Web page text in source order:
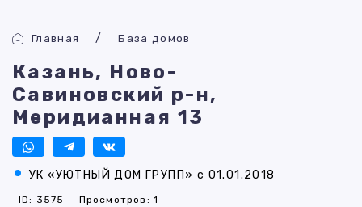
Главная База домов
Казань, Ново-
Савиновский р-н,
Меридианная 13
УК «УЮТНЫЙ ДОМ ГРУПП» с 01.01.2018
ID: 3575 Просмотров: 1